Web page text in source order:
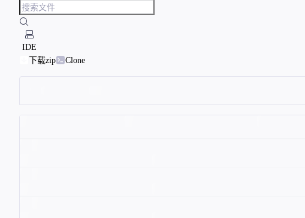
IDE
下载zip
Clone